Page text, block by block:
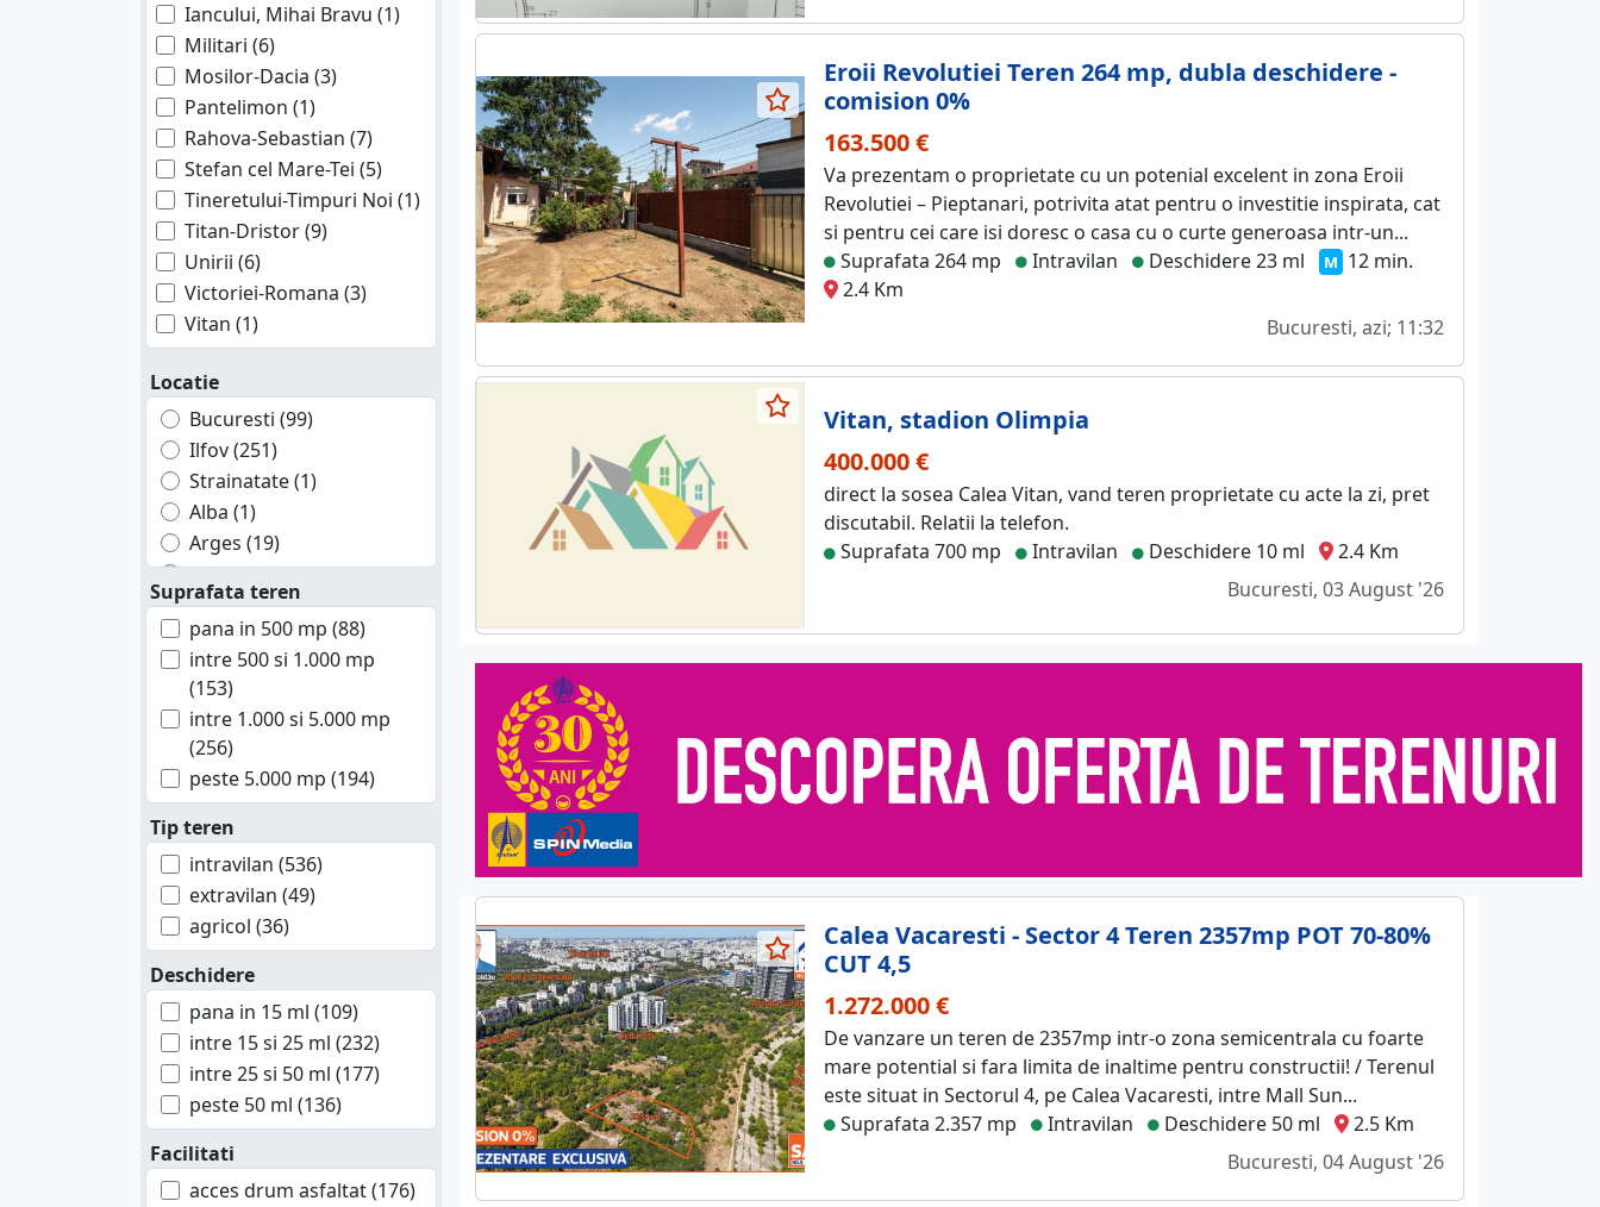
Iancului, Mihai Bravu (1)
Militari (6)
Mosilor-Dacia (3)
Pantelimon (1)
Rahova-Sebastian (7)
Stefan cel Mare-Tei (5)
Tineretului-Timpuri Noi (1)
Titan-Dristor (9)
Unirii (6)
Victoriei-Romana (3)
Vitan (1)
Locatie
Bucuresti (99)
Ilfov (251)
Strainatate (1)
Alba (1)
Arges (19)
Bacau (3)
Braila (2)
Brasov (9)
Buzau (8)
Calarasi (15)
Cluj (3)
Constanta (17)
Covasna (1)
Dambovita (20)
Dolj (3)
Galati (7)
Giurgiu (60)
Gorj (2)
Hunedoara (3)
Ialomita (10)
Iasi (3)
Mehedinti (1)
Mures (1)
Neamt (8)
Olt (2)
Prahova (43)
Suprafata teren
pana in 500 mp (88)
intre 500 si 1.000 mp
(153)
intre 1.000 si 5.000 mp
(256)
peste 5.000 mp (194)
Tip teren
intravilan (536)
extravilan (49)
agricol (36)
Deschidere
pana in 15 ml (109)
intre 15 si 25 ml (232)
intre 25 si 50 ml (177)
peste 50 ml (136)
Facilitati
acces drum asfaltat (176)
Eroii Revolutiei Teren 264 mp, dubla deschidere -
comision 0%
163.500 €
Va prezentam o proprietate cu un potenial excelent in zona Eroii
Revolutiei – Pieptanari, potrivita atat pentru o investitie inspirata, cat
si pentru cei care isi doresc o casa cu o curte generoasa intr-un...
Suprafata 264 mp
Intravilan Deschidere 23 ml M 12 min.
2.4 Km
Bucuresti, azi; 11:32
Vitan, stadion Olimpia
400.000 €
direct la sosea Calea Vitan, vand teren proprietate cu acte la zi, pret
discutabil. Relatii la telefon.
Suprafata 700 mp
Intravilan Deschidere 10 ml
2.4 Km
Bucuresti, 03 August '26
Calea Vacaresti - Sector 4 Teren 2357mp POT 70-80%
CUT 4,5
1.272.000 €
De vanzare un teren de 2357mp intr-o zona semicentrala cu foarte
mare potential si fara limita de inaltime pentru constructii! / Terenul
este situat in Sectorul 4, pe Calea Vacaresti, intre Mall Sun...
Suprafata 2.357 mp
Intravilan Deschidere 50 ml
2.5 Km
Bucuresti, 04 August '26